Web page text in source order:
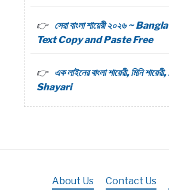
সেরা বাংলা শায়েরী ২০২৬ ~
Text Copy and Paste Free
এক লাইনের বাংলা শায়েরী, মিনি
Shayari
About Us Contact Us